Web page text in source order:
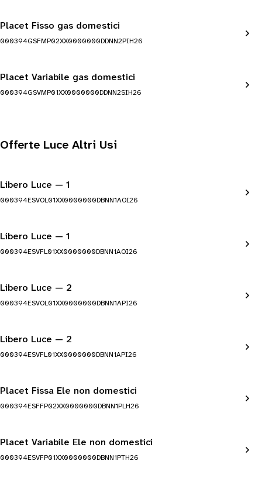
Placet Fisso gas domestici
000394GSFMP02XX0000000DDNN2PIH26
Placet Variabile gas domestici
000394GSVMP01XX0000000DDNN2SIH26
Offerte Luce Altri Usi
Libero Luce — 1
000394ESVOL01XX0000000DBNN1AOI26
Libero Luce — 1
000394ESVFL01XX0000000DBNN1AOI26
Libero Luce — 2
000394ESVOL01XX0000000DBNN1API26
Libero Luce — 2
000394ESVFL01XX0000000DBNN1API26
Placet Fissa Ele non domestici
000394ESFFP02XX0000000DBNN1PLH26
Placet Variabile Ele non domestici
000394ESVFP01XX0000000DBNN1PTH26